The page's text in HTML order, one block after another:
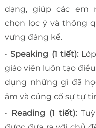
dạng, giúp các em
chọn lọc ý và thông
vựng đáng kể.
•Speaking (1 tiết):
giáo viên luôn tạo
dụng những gì đã
âm và củng cố sự tự
• Reading (1 tiết):